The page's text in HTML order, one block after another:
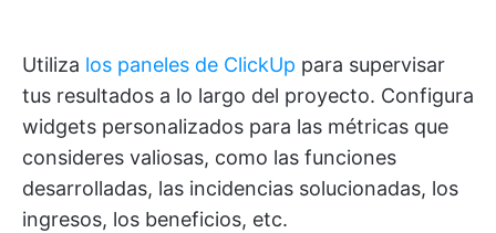
Utiliza los paneles de ClickUp para supervisar
tus resultados a lo largo del proyecto. Configura
widgets personalizados para las métricas que
consideres valiosas, como las funciones
desarrolladas, las incidencias solucionadas, los
ingresos, los beneficios, etc.